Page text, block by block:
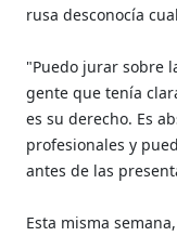
rusa desconocía
"Puedo jurar sobre
gente que tenía
es su derecho. Es
profesionales y
antes de las
Esta misma